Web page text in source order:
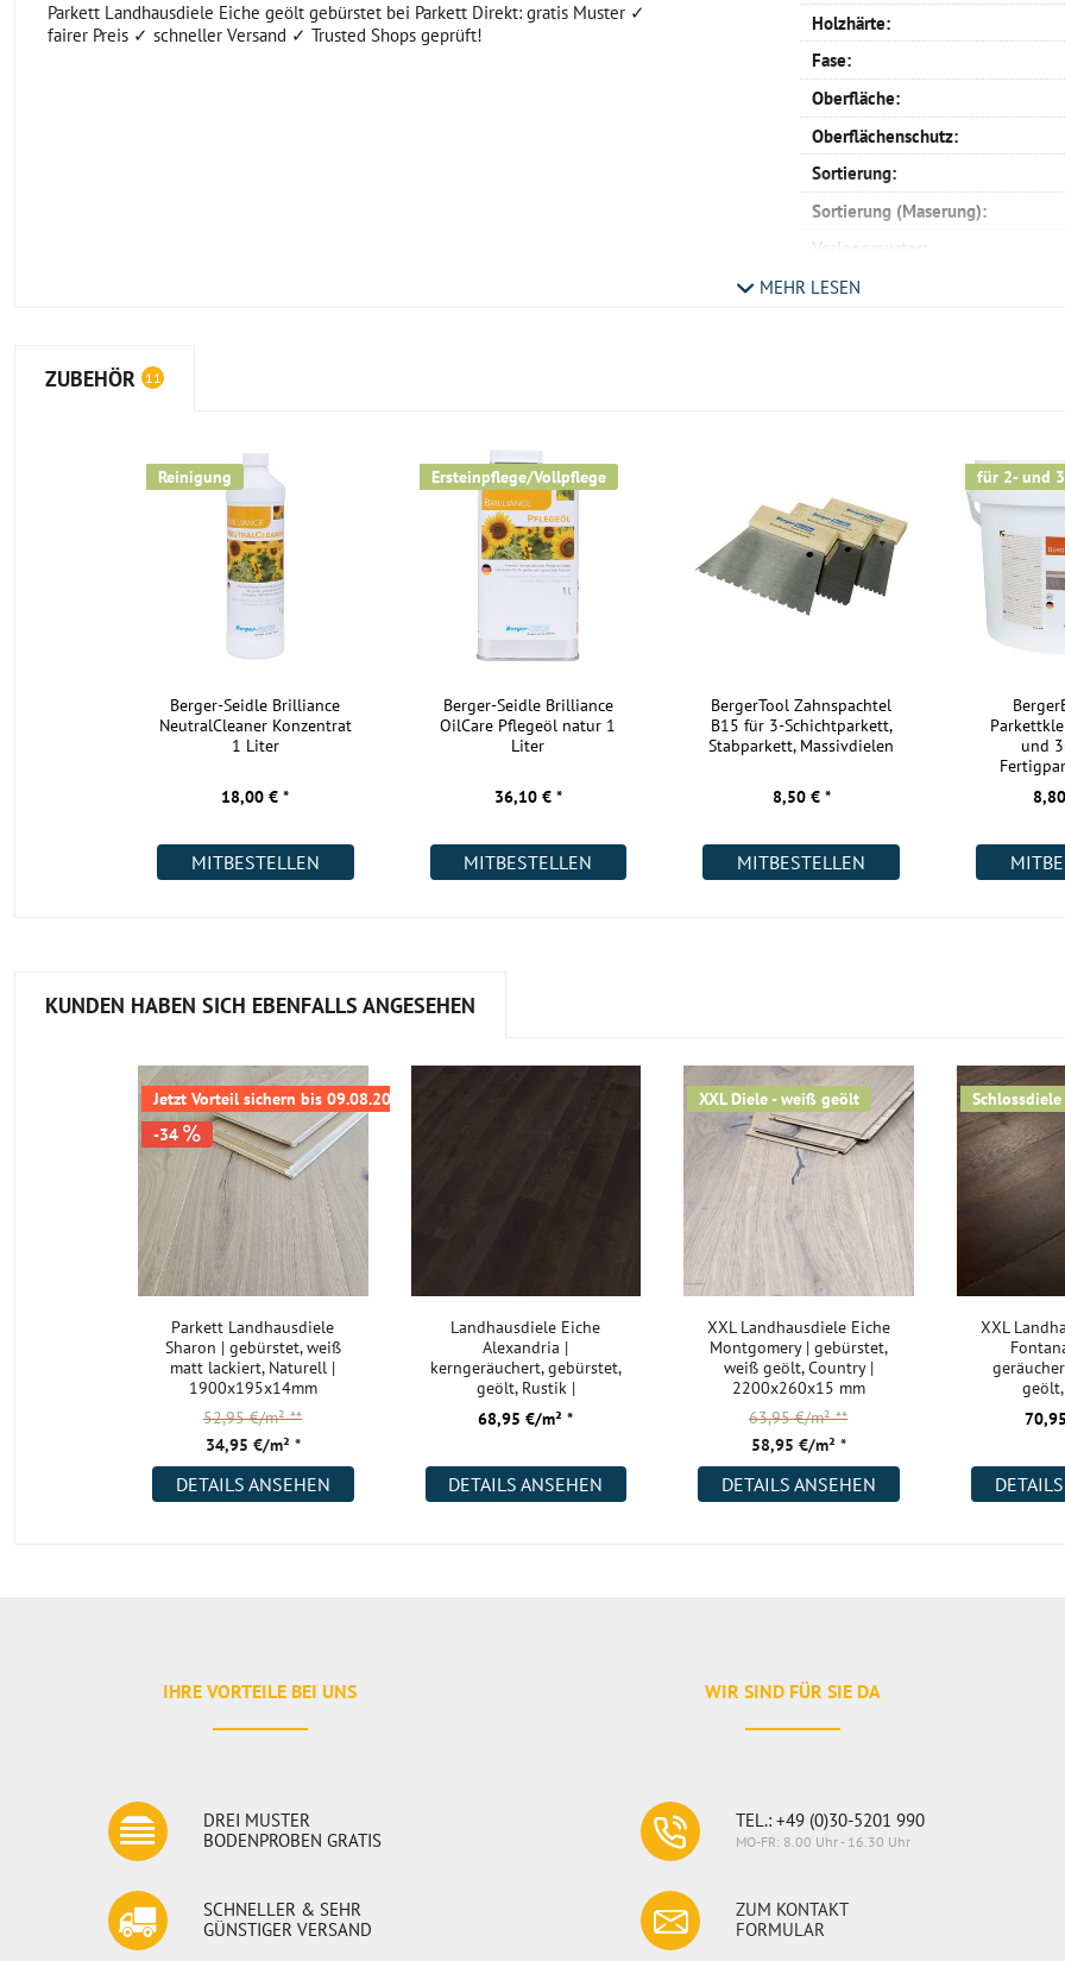
Parkett Landhausdiele Eiche geölt gebürstet bei Parkett Direkt: gratis Muster ✓
fairer Preis ✓ schneller Versand ✓ Trusted Shops geprüft!
Holzhärte:
Fase:
Oberfläche:
Oberflächenschutz:
Sortierung:
Sortierung (Maserung):
Verlegemuster:
Profil:
Warmwasser Fußbodenheizung:
Wohnräume:
Küche:
Gewerbe (gering beansprucht):
Gewerbe (stark beansprucht):
Akklimatisierung:
MEHR LESEN
ZUBEHÖR 11
Reinigung
Berger-Seidle Brilliance
NeutralCleaner Konzentrat
1 Liter
18,00 € *
MITBESTELLEN
Ersteinpflege/Vollpflege
Berger-Seidle Brilliance
OilCare Pflegeöl natur 1
Liter
36,10 € *
MITBESTELLEN
BergerTool Zahnspachtel
B15 für 3-Schichtparkett,
Stabparkett, Massivdielen
8,50 € *
MITBESTELLEN
für 2- und
und
KUNDEN HABEN SICH EBENFALLS ANGESEHEN
Jetzt Vorteil sichern bis 09.08.2026
-34
Parkett Landhausdiele
Sharon | gebürstet, weiß
matt lackiert, Naturell |
1900x195x14mm
34,95 €/m² *
52,95 €/m²**
DETAILS ANSEHEN
Landhausdiele Eiche
Alexandria |
kerngeräuchert, gebürstet,
geölt, Rustik |
1860x189x15 mm
68,95 €/m² *
DETAILS ANSEHEN
XXL Diele - weiß geölt
XXL Landhausdiele Eiche
Montgomery | gebürstet,
weiß geölt, Country |
2200x260x15 mm
58,95 €/m² *
63,95 €/m²**
DETAILS ANSEHEN
XXL
IHRE VORTEILE BEI UNS
DREI MUSTER
BODENPROBEN GRATIS
SCHNELLER & SEHR
GÜNSTIGER VERSAND
WIR SIND FÜR SIE DA
TEL.: +49 (0)30-5201 990
MO-FR: 8.00 Uhr - 16.30 Uhr
ZUM KONTAKT
FORMULAR